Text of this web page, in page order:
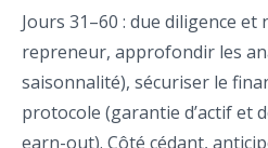
Jours 31–60 : due diligence et
repreneur, approfondir les
saisonnalité), sécuriser le
protocole (garantie d’actif et
earn-out). Côté cédant,